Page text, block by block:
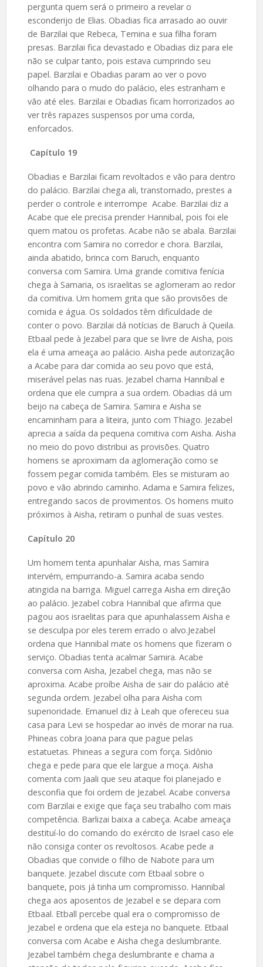
pergunta quem será o primeiro a revelar o
esconderijo de Elias. Obadias fica arrasado ao ouvir
de Barzilai que Rebeca, Temina e sua filha foram
presas. Barzilai fica devastado e Obadias diz para ele
não se culpar tanto, pois estava cumprindo seu
papel. Barzilai e Obadias param ao ver o povo
olhando para o mudo do palácio, eles estranham e
vão até eles. Barzilai e Obadias ficam horrorizados ao
ver três rapazes suspensos por uma corda,
enforcados.
Capítulo 19
Obadias e Barzilai ficam revoltados e vão para dentro
do palácio. Barzilai chega ali, transtornado, prestes a
perder o controle e interrompe Acabe. Barzilai diz a
Acabe que ele precisa prender Hannibal, pois foi ele
quem matou os profetas. Acabe não se abala. Barzilai
encontra com Samira no corredor e chora. Barzilai,
ainda abatido, brinca com Baruch, enquanto
conversa com Samira. Uma grande comitiva fenícia
chega à Samaria, os israelitas se aglomeram ao redor
da comitiva. Um homem grita que são provisões de
comida e água. Os soldados têm dificuldade de
conter o povo. Barzilai dá notícias de Baruch à Queila.
Etbaal pede à Jezabel para que se livre de Aisha, pois
ela é uma ameaça ao palácio. Aisha pede autorização
a Acabe para dar comida ao seu povo que está,
miserável pelas nas ruas. Jezabel chama Hannibal e
ordena que ele cumpra a sua ordem. Obadias dá um
beijo na cabeça de Samira. Samira e Aisha se
encaminham para a liteira, junto com Thiago. Jezabel
aprecia a saída da pequena comitiva com Aisha. Aisha
no meio do povo distribui as provisões. Quatro
homens se aproximam da aglomeração como se
fossem pegar comida também. Eles se misturam ao
povo e vão abrindo caminho. Adama e Samira felizes,
entregando sacos de provimentos. Os homens muito
próximos à Aisha, retiram o punhal de suas vestes.
Capítulo 20
Um homem tenta apunhalar Aisha, mas Samira
intervém, empurrando-a. Samira acaba sendo
atingida na barriga. Miguel carrega Aisha em direção
ao palácio. Jezabel cobra Hannibal que afirma que
pagou aos israelitas para que apunhalassem Aisha e
se desculpa por eles terem errado o alvo.Jezabel
ordena que Hannibal mate os homens que fizeram o
serviço. Obadias tenta acalmar Samira. Acabe
conversa com Aisha, Jezabel chega, mas não se
aproxima. Acabe proíbe Aisha de sair do palácio até
segunda ordem. Jezabel olha para Aisha com
superioridade. Emanuel diz à Leah que ofereceu sua
casa para Levi se hospedar ao invés de morar na rua.
Phineas cobra Joana para que pague pelas
estatuetas. Phineas a segura com força. Sidônio
chega e pede para que ele largue a moça. Aisha
comenta com Jaali que seu ataque foi planejado e
desconfia que foi ordem de Jezabel. Acabe conversa
com Barzilai e exige que faça seu trabalho com mais
competência. Barlizai baixa a cabeça. Acabe ameaça
destituí-lo do comando do exército de Israel caso ele
não consiga conter os revoltosos. Acabe pede a
Obadias que convide o filho de Nabote para um
banquete. Jezabel discute com Etbaal sobre o
banquete, pois já tinha um compromisso. Hannibal
chega aos aposentos de Jezabel e se depara com
Etbaal. Etball percebe qual era o compromisso de
Jezabel e ordena que ela esteja no banquete. Etbaal
conversa com Acabe e Aisha chega deslumbrante.
Jezabel também chega deslumbrante e chama a